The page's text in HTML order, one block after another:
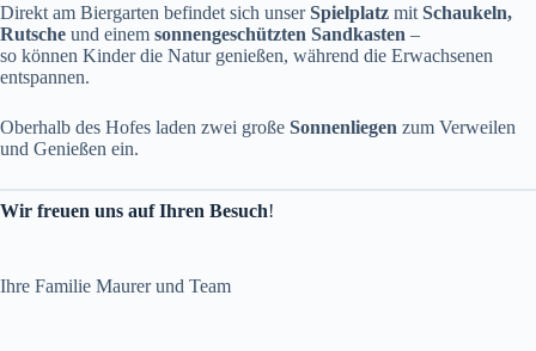
Direkt am Biergarten befindet sich unserSpielplatz mit Schaukeln,
Rutsche und einem sonnengeschützten Sandkasten –
so können Kinder die Natur genießen, während die Erwachsenen
entspannen.
Oberhalb des Hofes laden zwei große Sonnenliegen zum Verweilen
und Genießen ein.
Wir freuen uns auf Ihren Besuch!
Ihre Familie Maurer und Team